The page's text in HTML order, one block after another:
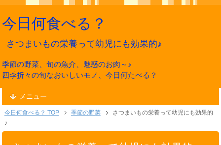
今日何食べる？
さつまいもの栄養って幼児にも効果的♪
季節の野菜、旬の魚介、魅惑のお肉～♪
四季折々の旬なおいしいモノ、今日何たべる？
メニュー
今日何食べる？ TOP 季節の野菜
さつまいもの栄養って幼児にも効果的
♪